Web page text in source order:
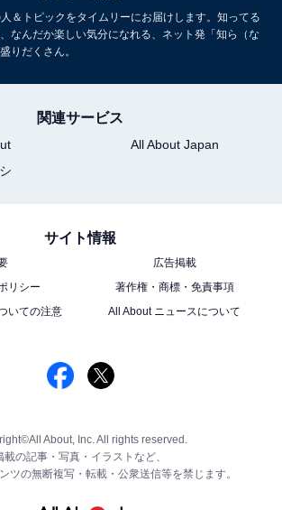
＆トピックをタイムリーにお届けします。知ってる
なんだか楽しい気分になれる、ネット発「知ら（な
りだくさん。
関連サービス
All About Japan
サイト情報
広告掲載
リシー
著作権・商標・免責事項
いての注意
All About ニュースについて
About, Inc. All rights reserved.
載の記事・写真・イラストなど、
ツの無断複写・転載・公衆送信等を禁じます。